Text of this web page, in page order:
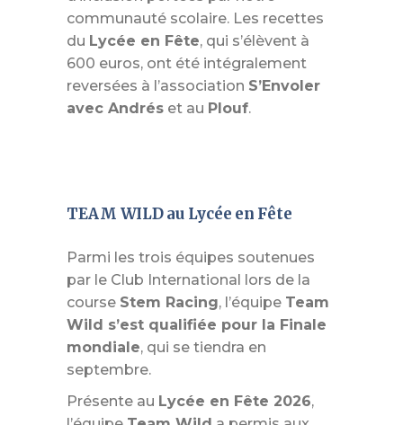
communauté scolaire. Les recettes
du Lycée en Fête, qui s’élèvent à
600 euros, ont été intégralement
reversées à l’association S’Envoler
avec Andrés et au Plouf.
TEAM WILD au Lycée en Fête
Parmi les trois équipes soutenues
par le Club International lors de la
course Stem Racing, l’équipe Team
Wild s’est qualifiée pour la Finale
mondiale, qui se tiendra en
septembre.
Présente au Lycée en Fête 2026,